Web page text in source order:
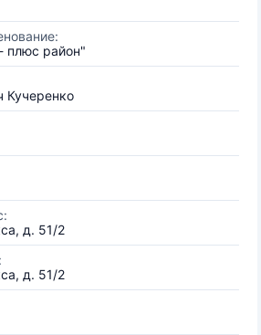
район"
Кучеренко
д. 51/2
д. 51/2